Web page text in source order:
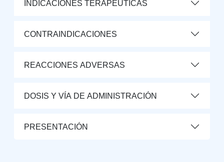
INDICACIONES TERAPÉUTICAS
CONTRAINDICACIONES
REACCIONES ADVERSAS
DOSIS Y VÍA DE ADMINISTRACIÓN
PRESENTACIÓN